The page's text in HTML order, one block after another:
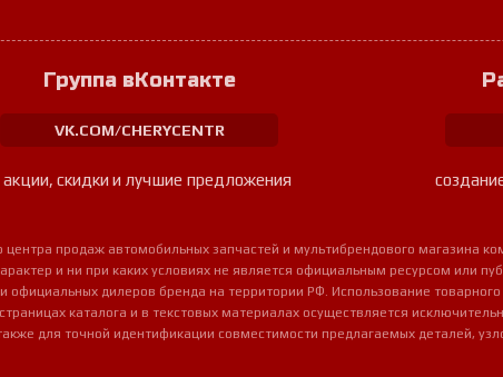
Группа вКонтакте
VK.COM/CHERYCENTR
акции, скидки и лучшие предложения
продаж автомобильных запчастей и мультибрендового магазина
и ни при каких условиях не является официальным ресурсом или
дилеров бренда на территории РФ. Использование товарного
каталога и в текстовых материалах осуществляется
для точной идентификации совместимости предлагаемых деталей,